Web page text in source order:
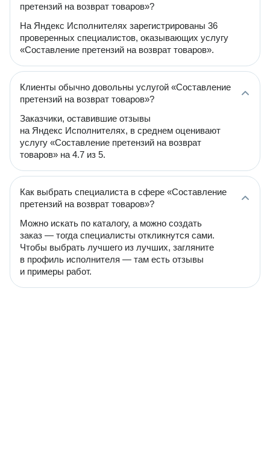
претензий на возврат товаров»?
На Яндекс Исполнителях зарегистрированы 36
проверенных специалистов, оказывающих услугу
«Составление претензий на возврат товаров».
Клиенты обычно довольны услугой «Составление
претензий на возврат товаров»?
Заказчики, оставившие отзывы
на Яндекс Исполнителях, в среднем оценивают
услугу «Составление претензий на возврат
товаров» на 4.7 из 5.
Как выбрать специалиста в сфере «Составление
претензий на возврат товаров»?
Можно искать по каталогу, а можно создать
заказ — тогда специалисты откликнутся сами.
Чтобы выбрать лучшего из лучших, загляните
в профиль исполнителя — там есть отзывы
и примеры работ.